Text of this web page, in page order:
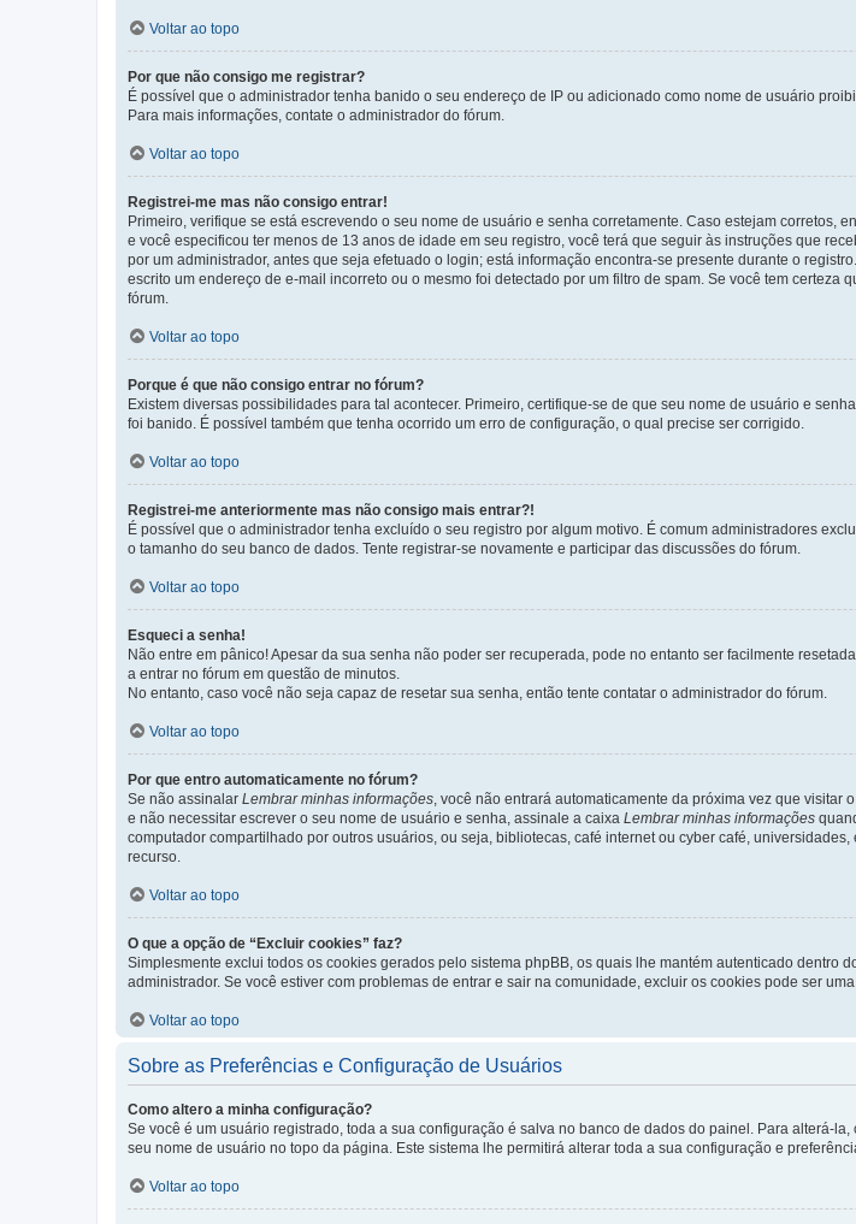
Voltar ao topo
Por que não consigo me registrar?
É possível que o administrador tenha banido o seu endereço de IP ou adicionado como nome de usuário
Para mais informações, contate o administrador do fórum.
Voltar ao topo
Registrei-me mas não consigo entrar!
Primeiro, verifique se está escrevendo o seu nome de usuário e senha corretamente. Caso estejam corretos,
e você especificou ter menos de 13 anos de idade em seu registro, você terá que seguir às instruções que
por um administrador, antes que seja efetuado o login; está informação encontra-se presente durante o
escrito um endereço de e-mail incorreto ou o mesmo foi detectado por um filtro de spam. Se você tem
fórum.
Voltar ao topo
Porque é que não consigo entrar no fórum?
Existem diversas possibilidades para tal acontecer. Primeiro, certifique-se de que seu nome de usuário e
foi banido. É possível também que tenha ocorrido um erro de configuração, o qual precise ser corrigido.
Voltar ao topo
Registrei-me anteriormente mas não consigo mais entrar?!
É possível que o administrador tenha excluído o seu registro por algum motivo. É comum administradores
o tamanho do seu banco de dados. Tente registrar-se novamente e participar das discussões do fórum.
Voltar ao topo
Esqueci a senha!
Não entre em pânico! Apesar da sua senha não poder ser recuperada, pode no entanto ser facilmente
a entrar no fórum em questão de minutos.
No entanto, caso você não seja capaz de resetar sua senha, então tente contatar o administrador do fórum.
Voltar ao topo
Por que entro automaticamente no fórum?
Se não assinalar Lembrar minhas informações , você não entrará automaticamente da próxima vez que
e não necessitar escrever o seu nome de usuário e senha, assinale a caixa Lembrar minhas informações
computador compartilhado por outros usuários, ou seja, bibliotecas, café internet ou cyber café,
recurso.
Voltar ao topo
O que a opção de “Excluir cookies” faz?
Simplesmente exclui todos os cookies gerados pelo sistema phpBB, os quais lhe mantém autenticado dentro
administrador. Se você estiver com problemas de entrar e sair na comunidade, excluir os cookies pode ser
Voltar ao topo
Sobre as Preferências e Configuração de Usuários
Como altero a minha configuração?
Se você é um usuário registrado, toda a sua configuração é salva no banco de dados do painel. Para alterá-
seu nome de usuário no topo da página. Este sistema lhe permitirá alterar toda a sua configuração e
Voltar ao topo